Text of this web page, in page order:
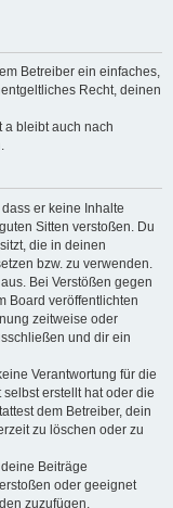
Betreiber ein einfaches,
Recht, deinen
a bleibt auch nach
er keine Inhalte
Sitten verstoßen. Du
die in deinen
bzw. zu verwenden.
Bei Verstößen gegen
Board veröffentlichten
zeitweise oder
und dir ein
Verantwortung für die
erstellt hat oder die
dem Betreiber, dein
zu löschen oder zu
Beiträge
oder geeignet
zuzufügen.